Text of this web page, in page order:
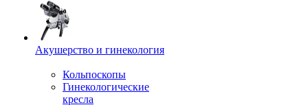
Акушерство и гинекология
Кольпоскопы
Гинекологические
кресла